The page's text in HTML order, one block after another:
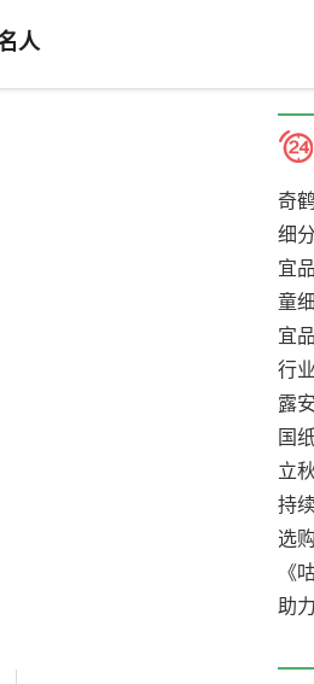
人
奇
细
宜
童
宜
行
露
国
立
持
选
《
助